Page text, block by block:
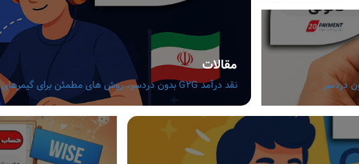
مقالات
نقد درآمد G2G بدون دردسر، روش های مطمئن برای گیمرهای ایرانی